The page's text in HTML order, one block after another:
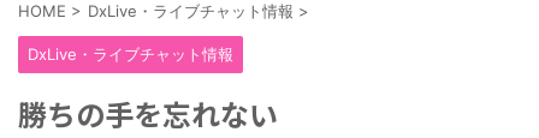
HOME > DxLive・ライブチャット情報 >
DxLive・ライブチャット情報
勝ちの手を忘れない